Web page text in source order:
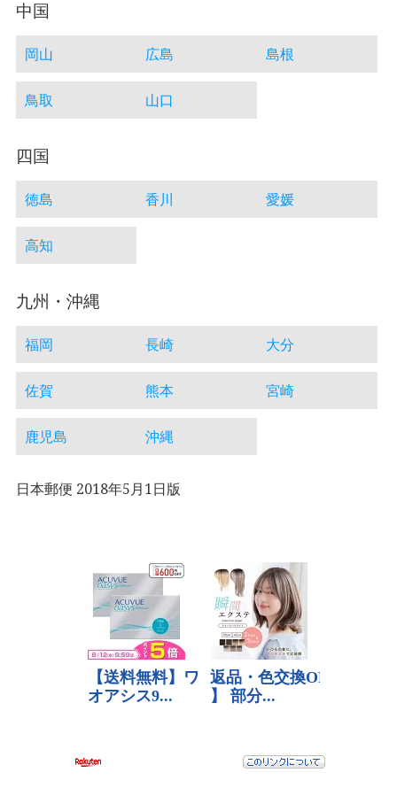
中国
岡山 広島 島根
鳥取 山口
四国
徳島 香川 愛媛
高知
九州・沖縄
福岡 長崎 大分
佐賀 熊本 宮崎
鹿児島 沖縄
日本郵便 2018年5月1日版